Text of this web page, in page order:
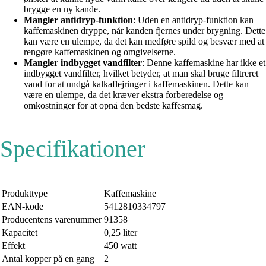
brygge en ny kande.
Mangler antidryp-funktion: Uden en antidryp-funktion kan
kaffemaskinen dryppe, når kanden fjernes under brygning. Dette
kan være en ulempe, da det kan medføre spild og besvær med at
rengøre kaffemaskinen og omgivelserne.
Mangler indbygget vandfilter: Denne kaffemaskine har ikke et
indbygget vandfilter, hvilket betyder, at man skal bruge filtreret
vand for at undgå kalkaflejringer i kaffemaskinen. Dette kan
være en ulempe, da det kræver ekstra forberedelse og
omkostninger for at opnå den bedste kaffesmag.
Specifikationer
Produkttype
Kaffemaskine
EAN-kode
5412810334797
Producentens varenummer 91358
Kapacitet
0,25 liter
Effekt
450 watt
Antal kopper på en gang
2